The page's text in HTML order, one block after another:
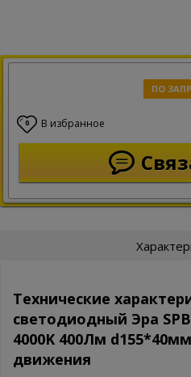
ПО
0 В избранное
Технические
светодиодный Эра
4000K 400Лм
движения